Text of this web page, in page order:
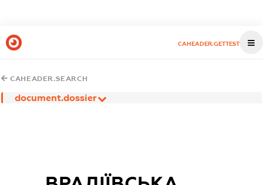
CAHEADER.GETTEST
CAHEADER.SEARCH
document.dossier